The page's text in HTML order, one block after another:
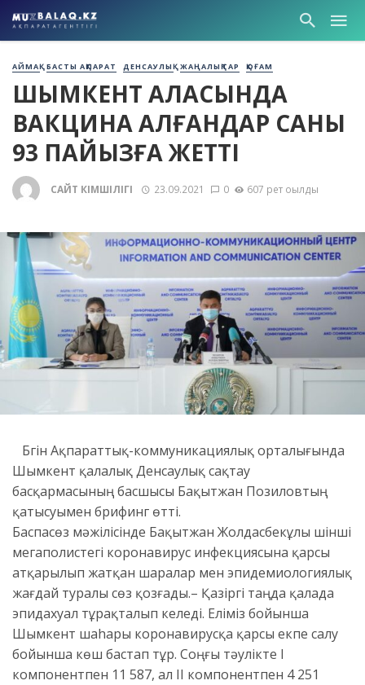
АЙМАҚ БАСТЫ АҚПАРАТ ДЕНСАУЛЫҚ ЖАҢАЛЫҚТАР ҚОҒАМ
ШЫМКЕНТ ҚАЛАСЫНДА
ВАКЦИНА АЛҒАНДАР САНЫ
93 ПАЙЫЗҒА ЖЕТТІ
САЙТ ӘКІМШІЛІГІ 23.09.2021 0 607 рет оқылды
Бүгін Ақпараттық-коммуникациялық орталығында
Шымкент қалалық Денсаулық сақтау
басқармасының басшысы Бақытжан Позиловтың
қатысуымен брифинг өтті.
Баспасөз мәжілісінде Бақытжан Жолдасбекұлы үшінші
мегаполистегі коронавирус инфекциясына қарсы
атқарылып жатқан шаралар мен эпидемиологиялық
жағдай туралы сөз қозғады.– Қазіргі таңда қалада
эпидахуал тұрақталып келеді. Еліміз бойынша
Шымкент шаhары коронавирусқа қарсы екпе салу
бойынша көш бастап тұр. Соңғы тәулікте I
компонентпен 11 587, ал ІІ компонентпен 4 251